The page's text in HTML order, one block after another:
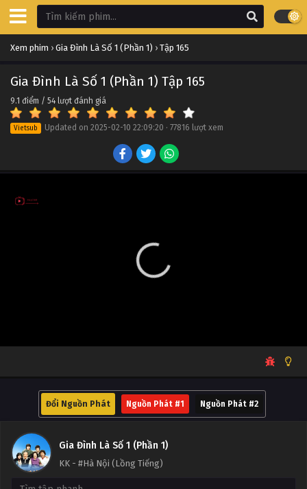
Xem phim › Gia Đình Là Số 1 (Phần 1) › Tập 165
Gia Đình Là Số 1 (Phần 1) Tập 165
9.1 điểm / 54 lượt đánh giá
Vietsub Updated on 2025-02-10 22:09:20 · 77816 lượt xem
Đổi Nguồn Phát Nguồn Phát #1 Nguồn Phát #2
Gia Đình Là Số 1 (Phần 1)
KK - #Hà Nội (Lồng Tiếng)